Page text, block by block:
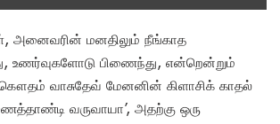
அனைவரின் மனதிலும் நீங்காத
உணர்வுகளோடு பிணைந்து, என்றென்றும்
கௌதம் வாசுதேவ் மேனனின் கிளாசிக் காதல்
வருவாயா’, அதற்கு ஒரு